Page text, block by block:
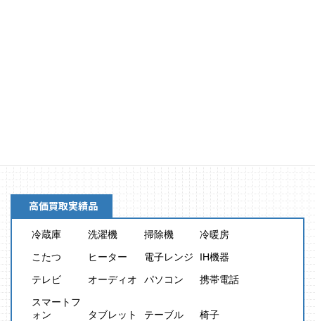
高価買取実績品
冷蔵庫 洗濯機 掃除機
冷暖房
こたつ
ヒーター 電子レンジ
IH機器
テレビ
オーディオ パソコン
携帯電話
スマートフ
ォン
タブレット テーブル
椅子